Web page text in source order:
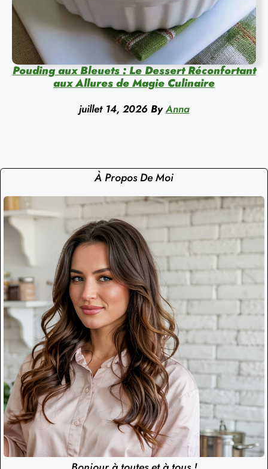
Pouding aux Bleuets : Le Dessert Réconfortant
aux Allures de Magie Culinaire
juillet 14, 2026 By Anna
À Propos De Moi